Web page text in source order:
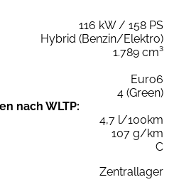
116 kW / 158 PS
Hybrid (Benzin/Elektro)
1.789 cm³
Euro6
4 (Green)
nach WLTP:
4,7 l/100km
107 g/km
C
Zentrallager